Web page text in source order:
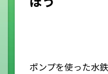
ポンプを使った水